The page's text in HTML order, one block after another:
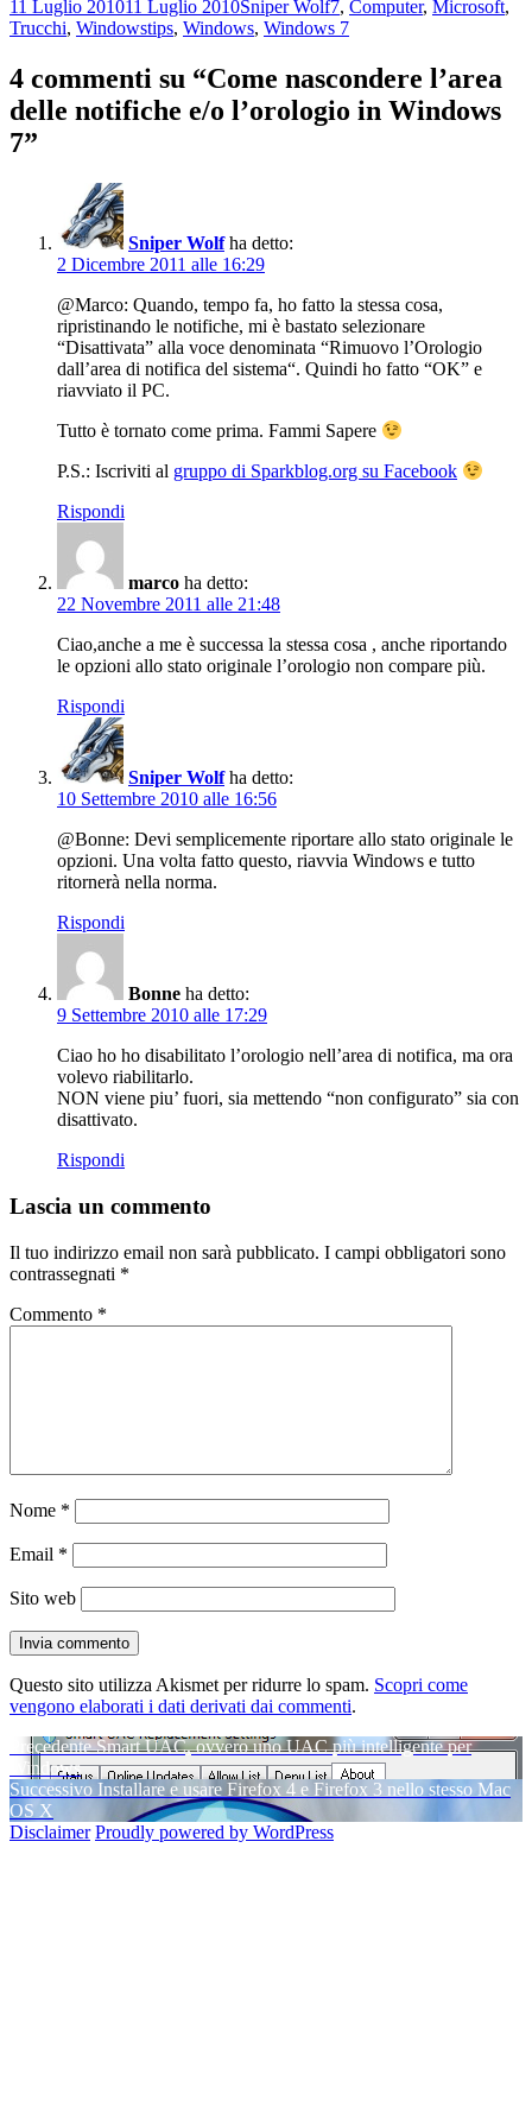
Scritto
il
11 Luglio 201011 Luglio 2010Autore
Sniper WolfCategorie
7, Computer, Microsoft,
Trucchi, WindowsTag
tips, Windows, Windows 7
4 commenti su “Come nascondere l’area
delle notifiche e/o l’orologio in Windows
7”
Sniper Wolf ha detto:
2 Dicembre 2011 alle 16:29
@Marco: Quando, tempo fa, ho fatto la stessa cosa,
ripristinando le notifiche, mi è bastato selezionare
“Disattivata” alla voce denominata “Rimuovo l’Orologio
dall’area di notifica del sistema“. Quindi ho fatto “OK” e
riavviato il PC.
Tutto è tornato come prima. Fammi Sapere
P.S.: Iscriviti al gruppo di Sparkblog.org su Facebook
Rispondi
marco ha detto:
22 Novembre 2011 alle 21:48
Ciao,anche a me è successa la stessa cosa , anche riportando
le opzioni allo stato originale l’orologio non compare più.
Rispondi
Sniper Wolf ha detto:
10 Settembre 2010 alle 16:56
@Bonne: Devi semplicemente riportare allo stato originale le
opzioni. Una volta fatto questo, riavvia Windows e tutto
ritornerà nella norma.
Rispondi
Bonne ha detto:
9 Settembre 2010 alle 17:29
Ciao ho ho disabilitato l’orologio nell’area di notifica, ma ora
volevo riabilitarlo.
NON viene piu’ fuori, sia mettendo “non configurato” sia con
disattivato.
Rispondi
Lascia un commento
Il tuo indirizzo email non sarà pubblicato. I campi obbligatori sono
contrassegnati *
Commento *
Nome *
Email *
Sito web
Questo sito utilizza Akismet per ridurre lo spam. Scopri come
vengono elaborati i dati derivati dai commenti.
Navigazione
articoli
PrecedenteArticolo
precedente:
Smart UAC, ovvero uno UAC più intelligente per
Windows
Successivo Articolo
successivo:
Installare e usare Firefox 4 e Firefox 3 nello stesso Mac
OS X
Disclaimer Proudly powered by WordPress